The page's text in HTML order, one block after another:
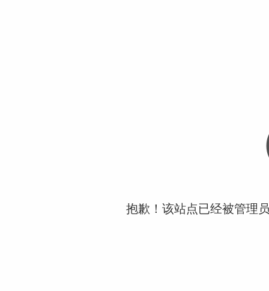
抱歉！该站点已经被管理